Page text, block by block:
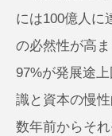
には100億人に
の必然性が高
97%が発展途
識と資本の慢
数年前からそ